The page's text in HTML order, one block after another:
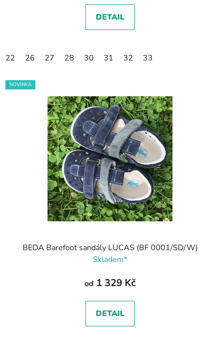
DETAIL
22 26 27 28 30 31 32 33
NOVINKA
BEDA Barefoot sandály LUCAS (BF 0001/SD/W)
Skladem*
od 1 329 Kč
DETAIL